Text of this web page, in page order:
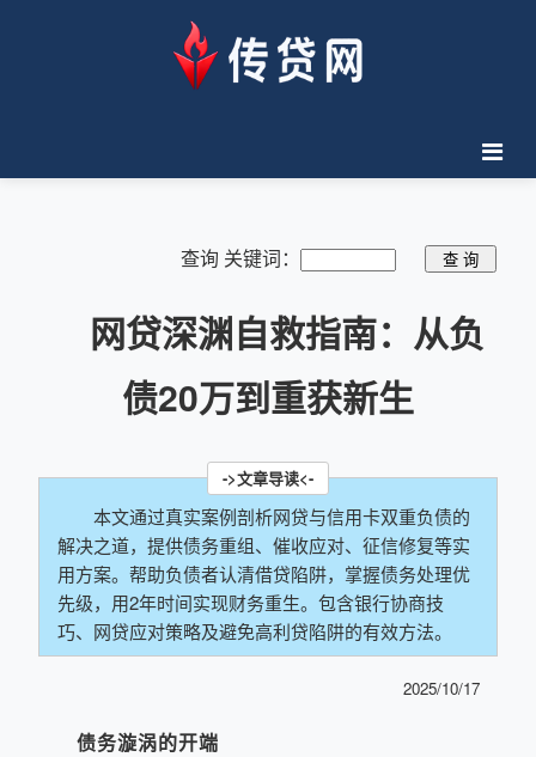
查询 关键词：
网贷深渊自救指南：从负
债20万到重获新生
本文通过真实案例剖析网贷与信用卡双重负债的
解决之道，提供债务重组、催收应对、征信修复等实
用方案。帮助负债者认清借贷陷阱，掌握债务处理优
先级，用2年时间实现财务重生。包含银行协商技
巧、网贷应对策略及避免高利贷陷阱的有效方法。
2025/10/17
债务漩涡的开端